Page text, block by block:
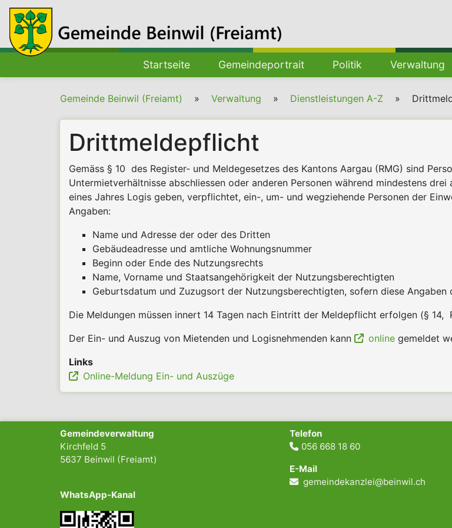
Hauptnavigation
Startseite Gemeindeportrait Politik Verwaltung
Pfadnavigation
Gemeinde Beinwil (Freiamt) Verwaltung Dienstleistungen A-Z
Drittmeldepflicht
Gemäss § 10 des Register- und Meldegesetzes des Kantons Aargau (RMG) sind
Untermietverhältnisse abschliessen oder anderen Personen während mindestens
eines Jahres Logis geben, verpflichtet, ein-, um- und wegziehende Personen der
Angaben:
Name und Adresse der oder des Dritten
Gebäudeadresse und amtliche Wohnungsnummer
Beginn oder Ende des Nutzungsrechts
Name, Vorname und Staatsangehörigkeit der Nutzungsberechtigten
Geburtsdatum und Zuzugsort der Nutzungsberechtigten, sofern diese
Die Meldungen müssen innert 14 Tagen nach Eintritt der Meldepflicht erfolgen (§ 14,
Der Ein- und Auszug von Mietenden und Logisnehmenden kann
online gemeldet
Links
Online-Meldung Ein- und Auszüge
Gemeindeverwaltung
Kirchfeld 5
5637 Beinwil (Freiamt)
WhatsApp-Kanal
Telefon
056 668 18 60
E-Mail
gemeindekanzlei@beinwil.ch